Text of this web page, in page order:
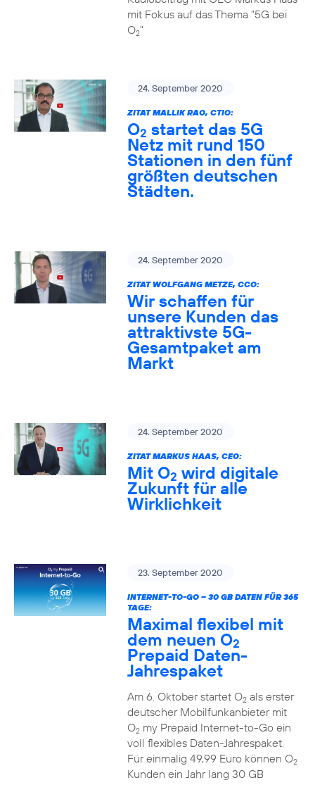
mit Fokus auf das Thema "5G bei
O2"
24. September 2020
ZITAT MALLIK RAO, CTIO:
O2 startet das 5G
Netz mit rund 150
Stationen in den fünf
größten deutschen
Städten.
24. September 2020
ZITAT WOLFGANG METZE, CCO:
Wir schaffen für
unsere Kunden das
attraktivste 5G-
Gesamtpaket am
Markt
24. September 2020
ZITAT MARKUS HAAS, CEO:
Mit O2 wird digitale
Zukunft für alle
Wirklichkeit
23. September 2020
INTERNET-TO-GO – 30 GB DATEN FÜR 365
TAGE:
Maximal flexibel mit
dem neuen O2
Prepaid Daten-
Jahrespaket
Am 6. Oktober startet O2als erster
deutscher Mobilfunkanbieter mit
O2my Prepaid Internet-to-Go ein
voll flexibles Daten-Jahrespaket.
Für einmalig 49,99 Euro können O2
Kunden ein Jahr lang 30 GB